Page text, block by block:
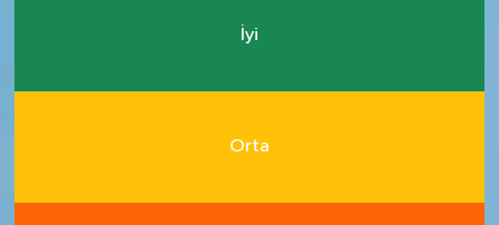
İyi
Orta